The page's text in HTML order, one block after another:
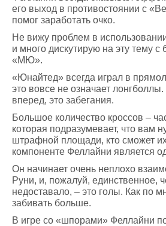
его выход в противостоянии с
помог заработать очко.
Не вижу проблем в
и много дискутирую на эту тему с
«МЮ».
«Юнайтед» всегда играл в
это вовсе не означает
вперед, это забегания.
Большое количество кроссов –
которая подразумевает, что вам
штрафной площади, кто сможет
компоненте Феллайни является
Он начинает очень неплохо
Руни, и, пожалуй, единственное,
недоставало, – это голы. Как по
забивать больше.
В игре со «шпорами» Феллайни